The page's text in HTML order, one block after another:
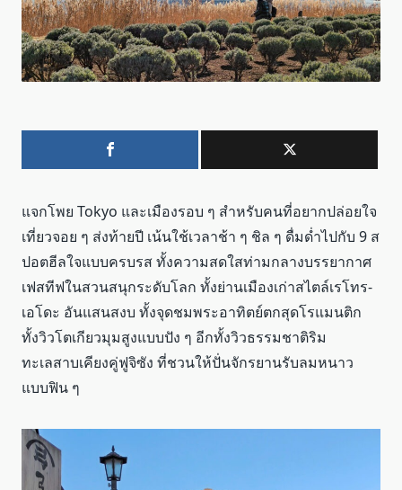
แจกโพย Tokyo และเมืองรอบ ๆ สำหรับคนที่อยากปล่อยใจ
เที่ยวจอย ๆ ส่งท้ายปี เน้นใช้เวลาช้า ๆ ชิล ๆ ดื่มด่ำไปกับ 9 ส
ปอตฮีลใจแบบครบรส ทั้งความสดใสท่ามกลางบรรยากาศ
เฟสทีฟในสวนสนุกระดับโลก ทั้งย่านเมืองเก่าสไตล์เรโทร-
เอโดะ อันแสนสงบ ทั้งจุดชมพระอาทิตย์ตกสุดโรแมนติก
ทั้งวิวโตเกียวมุมสูงแบบปัง ๆ อีกทั้งวิวธรรมชาติริม
ทะเลสาบเคียงคู่ฟูจิซัง ที่ชวนให้ปั่นจักรยานรับลมหนาว
แบบฟิน ๆ